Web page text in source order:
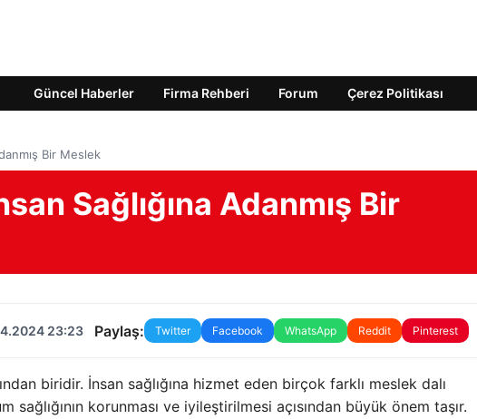
Güncel Haberler Firma Rehberi Forum Çerez Politikası
Bir Meslek
Sağlığına Adanmış Bir
23:23 Paylaş: Twitter Facebook WhatsApp Reddit Pinterest
biridir. İnsan sağlığına hizmet eden birçok farklı meslek dalı
korunması ve iyileştirilmesi açısından büyük önem taşır.